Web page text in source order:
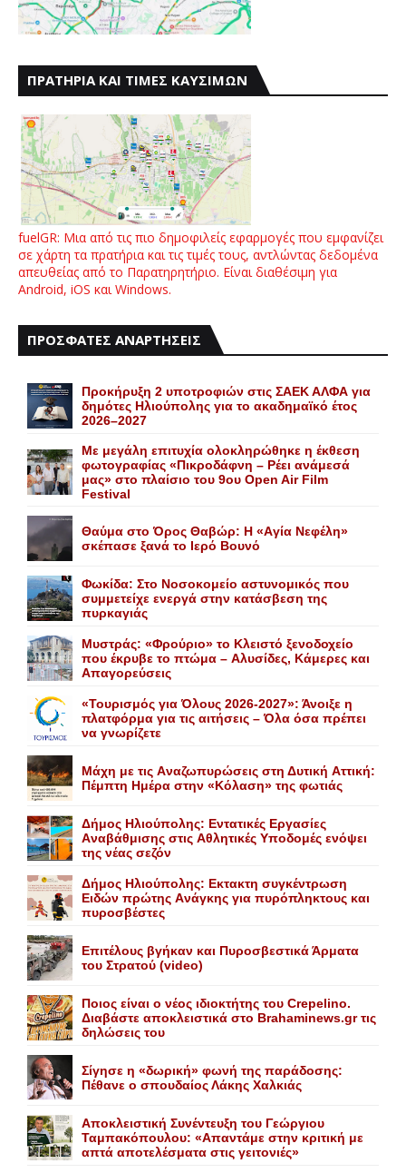
ΠΡΑΤΗΡΙΑ ΚΑΙ ΤΙΜΕΣ ΚΑΥΣΙΜΩΝ
fuelGR: Μια από τις πιο δημοφιλείς εφαρμογές που εμφανίζει
σε χάρτη τα πρατήρια και τις τιμές τους, αντλώντας δεδομένα
απευθείας από το Παρατηρητήριο. Είναι διαθέσιμη για
Android, iOS και Windows.
ΠΡΟΣΦΑΤΕΣ ΑΝΑΡΤΗΣΕΙΣ
Προκήρυξη 2 υποτροφιών στις ΣΑΕΚ ΑΛΦΑ για
δημότες Ηλιούπολης για το ακαδημαϊκό έτος
2026–2027
Με μεγάλη επιτυχία ολοκληρώθηκε η έκθεση
φωτογραφίας «Πικροδάφνη – Ρέει ανάμεσά
μας» στο πλαίσιο του 9ου Open Air Film
Festival
Θαύμα στο Όρος Θαβώρ: H «Aγία Nεφέλη»
σκέπασε ξανά το Iερό Bουνό
Φωκίδα: Στο Νοσοκομείο αστυνομικός που
συμμετείχε ενεργά στην κατάσβεση της
πυρκαγιάς
Mυστράς: «Φρούριο» το Kλειστό ξενοδοχείο
που έκρυβε το πτώμα – Aλυσίδες, Kάμερες και
Aπαγορεύσεις
«Τουρισμός για Όλους 2026-2027»: Άνοιξε η
πλατφόρμα για τις αιτήσεις – Όλα όσα πρέπει
να γνωρίζετε
Mάχη με τις Aναζωπυρώσεις στη Δυτική Aττική:
Πέμπτη Hμέρα στην «Kόλαση» της φωτιάς
Δήμος Ηλιούπολης: Eντατικές Eργασίες
Aναβάθμισης στις Aθλητικές Yποδομές ενόψει
της νέας σεζόν
Δήμος Ηλιούπολης: Eκτακτη συγκέντρωση
Eιδών πρώτης Aνάγκης για πυρόπληκτους και
πυροσβέστες
Επιτέλους βγήκαν και Πυροσβεστικά Άρματα
του Στρατού (video)
Ποιος είναι ο νέος ιδιοκτήτης του Crepelino.
Διαβάστε αποκλειστικά στο Brahaminews.gr τις
δηλώσεις του
Σίγησε η «δωρική» φωνή της παράδοσης:
Πέθανε o σπουδαίος Λάκης Xαλκιάς
Αποκλειστική Συνέντευξη του Γεώργιου
Ταμπακόπουλου: «Απαντάμε στην κριτική με
απτά αποτελέσματα στις γειτονιές»